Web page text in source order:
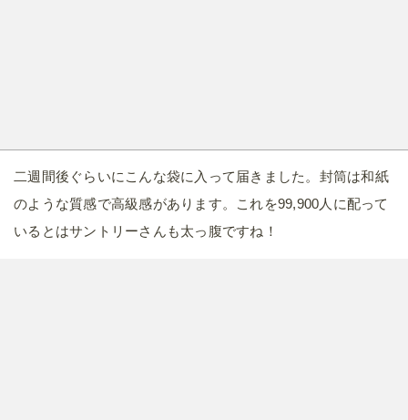
二週間後ぐらいにこんな袋に入って届きました。封筒は和紙
のような質感で高級感があります。これを99,900人に配って
いるとはサントリーさんも太っ腹ですね！